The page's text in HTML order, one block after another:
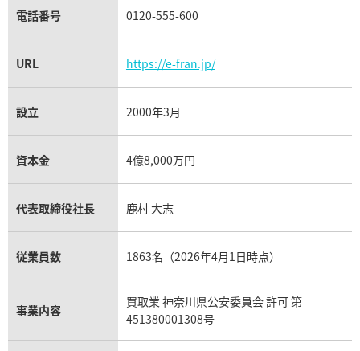
電話番号 0120-555-600
URL https://e-fran.jp/
設立 2000年3月
資本金 4億8,000万円
代表取締役社長 鹿村 大志
従業員数 1863名（2026年4月1日時点）
事業内容
買取業 神奈川県公安委員会 許可 第
451380001308号